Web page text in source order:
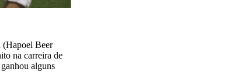
(Hapoel Beer
na carreira de
alguns